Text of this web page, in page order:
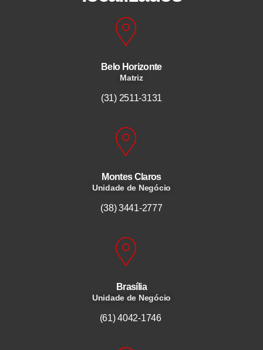
Belo Horizonte
Matriz
(31) 2511-3131
Montes Claros
Unidade de Negócio
(38) 3441-2777
Brasília
Unidade de Negócio
(61) 4042-1746